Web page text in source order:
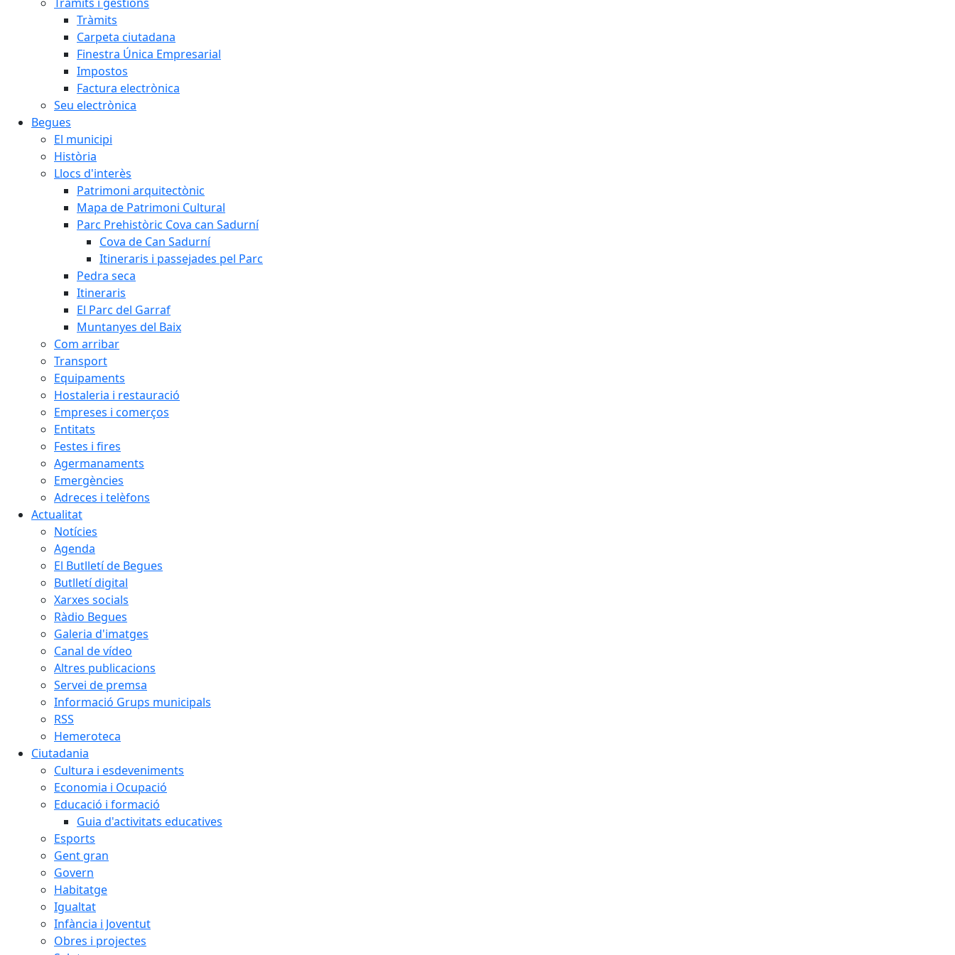
Tràmits
Carpeta ciutadana
Finestra Única Empresarial
Impostos
Factura electrònica
Seu electrònica
Begues
El municipi
Història
Llocs d'interès
Patrimoni arquitectònic
Mapa de Patrimoni Cultural
Parc Prehistòric Cova can Sadurní
Cova de Can Sadurní
Itineraris i passejades pel Parc
Pedra seca
Itineraris
El Parc del Garraf
Muntanyes del Baix
Com arribar
Transport
Equipaments
Hostaleria i restauració
Empreses i comerços
Entitats
Festes i fires
Agermanaments
Emergències
Adreces i telèfons
Actualitat
Notícies
Agenda
El Butlletí de Begues
Butlletí digital
Xarxes socials
Ràdio Begues
Galeria d'imatges
Canal de vídeo
Altres publicacions
Servei de premsa
Informació Grups municipals
RSS
Hemeroteca
Ciutadania
Cultura i esdeveniments
Economia i Ocupació
Educació i formació
Guia d'activitats educatives
Esports
Gent gran
Govern
Habitatge
Igualtat
Infància i Joventut
Obres i projectes